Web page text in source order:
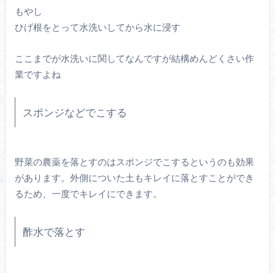
もやし
ひげ根をとって水洗いしてから水に浸す
ここまでが水洗いに関してなんですが結構めんどくさい作
業ですよね
スポンジなどでこする
野菜の農薬を落とすのはスポンジでこするというのも効果
があります。外側についた土もキレイに落とすことができ
るため、一度でキレイにできます。
酢水で落とす